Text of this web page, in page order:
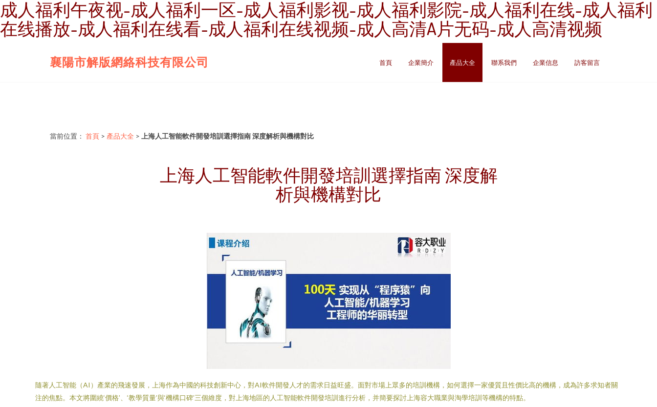
成人福利午夜视-成人福利一区-成人福利影视-成人福利影院-成人福利在线-成人福利
在线播放-成人福利在线看-成人福利在线视频-成人高清A片无码-成人高清视频
襄陽市解版網絡科技有限公司 首頁 企業簡介 產品大全 聯系我們 企業信息 訪客留言
當前位置： 首頁 > 產品大全 > 上海人工智能軟件開發培訓選擇指南 深度解析與機構對比
上海人工智能軟件開發培訓選擇指南 深度解
析與機構對比
隨著人工智能（AI）產業的飛速發展，上海作為中國的科技創新中心，對AI軟件開發人才的需求日益旺盛。面對市場上眾多的培訓機構，如何選擇一家優質且性價比高的機構，成為許多求知者關
注的焦點。本文將圍繞‘價格’、‘教學質量’與‘機構口碑’三個維度，對上海地區的人工智能軟件開發培訓進行分析，并簡要探討上海容大職業與淘學培訓等機構的特點。